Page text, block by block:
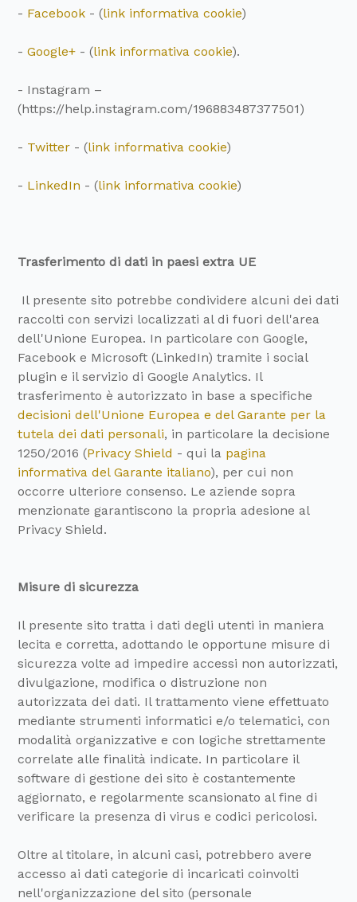
- Facebook - (link informativa cookie)
-Google+ - (link informativa cookie).
- Instagram –
(https://help.instagram.com/196883487377501)
- Twitter - (link informativa cookie)
- LinkedIn - (link informativa cookie)
Trasferimento di dati in paesi extra UE
Il presente sito potrebbe condividere alcuni dei dati
raccolti con servizi localizzati al di fuori dell'area
dell'Unione Europea. In particolare con Google,
Facebook e Microsoft (LinkedIn) tramite i social
plugin e il servizio di Google Analytics. Il
trasferimento è autorizzato in base a specifiche
decisioni dell'Unione Europea e del Garante per la
tutela dei dati personali, in particolare la decisione
1250/2016 (Privacy Shield - qui la pagina
informativa del Garante italiano), per cui non
occorre ulteriore consenso. Le aziende sopra
menzionate garantiscono la propria adesione al
Privacy Shield.
Misure di sicurezza
Il presente sito tratta i dati degli utenti in maniera
lecita e corretta, adottando le opportune misure di
sicurezza volte ad impedire accessi non autorizzati,
divulgazione, modifica o distruzione non
autorizzata dei dati. Il trattamento viene effettuato
mediante strumenti informatici e/o telematici, con
modalità organizzative e con logiche strettamente
correlate alle finalità indicate. In particolare il
software di gestione dei sito è costantemente
aggiornato, e regolarmente scansionato al fine di
verificare la presenza di virus e codici pericolosi.
Oltre al titolare, in alcuni casi, potrebbero avere
accesso ai dati categorie di incaricati coinvolti
nell'organizzazione del sito (personale